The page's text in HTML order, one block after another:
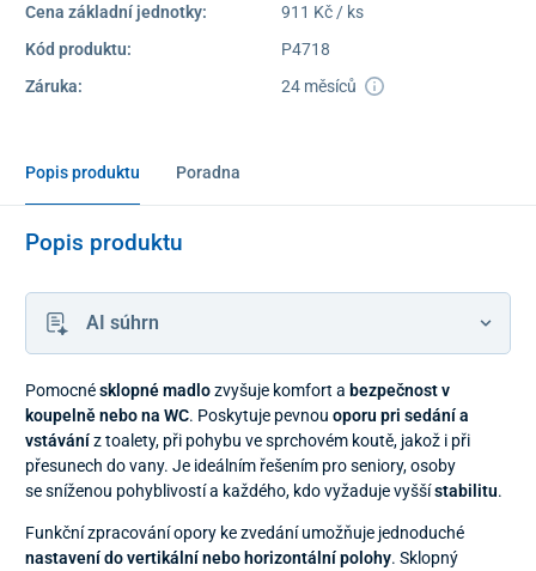
Cena základní jednotky:
911 Kč / ks
Kód produktu:
P4718
Záruka:
24 měsíců
Popis produktu Poradna
Popis produktu
AI súhrn
Pomocnésklopné madlozvyšuje komfort a bezpečnost v
koupelně nebo na WC. Poskytuje pevnou oporu pri sedání a
vstáváníz toalety, při pohybu ve sprchovém koutě, jakož i při
přesunech do vany. Je ideálním řešením pro seniory, osoby
se sníženou pohyblivostí a každého, kdo vyžaduje vyššístabilitu.
Funkční zpracování opory ke zvedání umožňuje jednoduché
nastavení do vertikální nebo horizontální polohy. Sklopný